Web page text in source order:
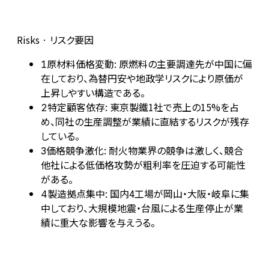
Risks · リスク要因
1原材料価格変動: 原燃料の主要調達先が中国に偏
在しており、為替円安や地政学リスクにより原価が
上昇しやすい構造である。
2特定顧客依存: 東京製鐵1社で売上の15%を占
め、同社の生産調整が業績に直結するリスクが残存
している。
3価格競争激化: 耐火物業界の競争は激しく、競合
他社による低価格攻勢が粗利率を圧迫する可能性
がある。
4製造拠点集中: 国内4工場が岡山・大阪・岐阜に集
中しており、大規模地震・台風による生産停止が業
績に重大な影響を与えうる。